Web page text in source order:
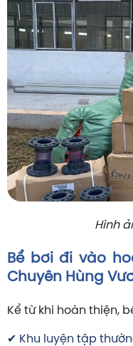
Hình
Bể bơi đi vào
Chuyên Hùng
Kể từ khi hoàn thiện,
✔ Khu luyện tập